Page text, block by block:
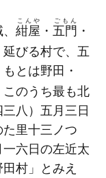
紺屋
こんや
・ 五門
ごもん
・
びる村で、五
とは野田・
のうち最も北
三八） 五月三日
た里十三ノつ
一六日の左近太
村」とみえ